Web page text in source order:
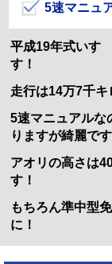
5速マニュ
平成19年式いす
す！
走行は14万7千キ
5速マニュアルな
りますが綺麗です
アオリの高さは
す！
もちろん準中型
に！